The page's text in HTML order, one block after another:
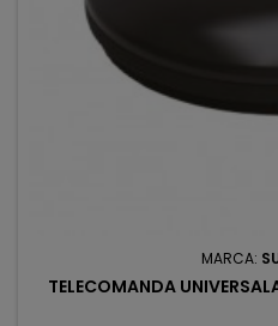
MARCA:
TELECOMANDA